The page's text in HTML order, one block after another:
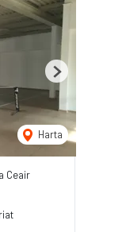
Harta
Next
Ceair